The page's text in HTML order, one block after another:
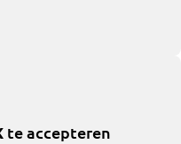
te accepteren